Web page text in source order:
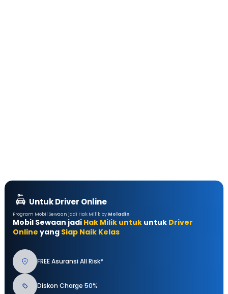
Untuk Driver Online
Program Mobil Sewaan jadi Hak Milik by Moladin
Mobil Sewaan jadi Hak Milik untuk untuk Driver
Online yang Siap Naik Kelas
FREE Asuransi All Risk*
Diskon Charge 50%